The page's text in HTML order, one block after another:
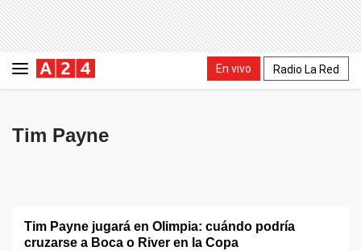
En vivo Radio La Red
Tim Payne
Tim Payne jugará en Olimpia: cuándo podría
cruzarse a Boca o River en la Copa